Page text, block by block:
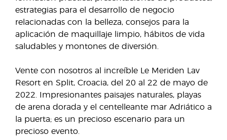
estrategias para el desarrollo de negocio
relacionadas con la belleza, consejos para la
aplicación de maquillaje limpio, hábitos de vida
saludables y montones de diversión.
Vente con nosotros al increíble Le Meriden Lav
Resort en Split, Croacia, del 20 al 22 de mayo de
2022. Impresionantes paisajes naturales, playas
de arena dorada y el centelleante mar Adriático a
la puerta; es un precioso escenario para un
precioso evento.